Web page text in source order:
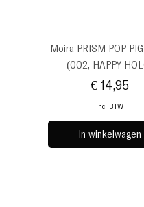
Moira PRISM POP
(002, HAPPY
Prijs
€ 14,95
incl.BTW
In winkelwagen